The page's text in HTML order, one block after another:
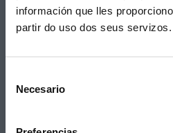
información que lles
partir do uso dos seus servizos.
Selection
Necesario
Subscrición boletíns